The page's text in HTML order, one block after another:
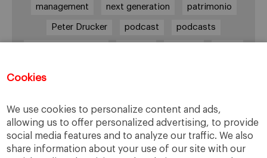
Cookies
We use cookies to personalize content and ads,
allowing us to offer personalized advertising, to provide
social media features and to analyze our traffic. We also
share information about your use of our site with our
management next generation patrimonio
Peter Drucker podcast podcasts
órganos de gobierno